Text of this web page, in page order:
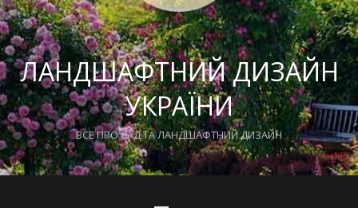
ЛАНДШАФТНИЙ ДИЗАЙН
УКРАЇНИ
ВСЕ ПРО САД ТА ЛАНДШАФТНИЙ ДИЗАЙН